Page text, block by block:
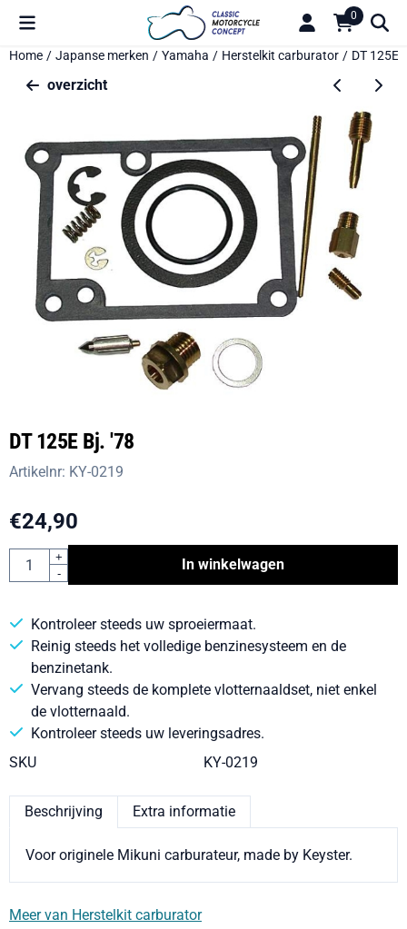
Cookievoorkeuren zijn beschikbaar. Kies instellingen of sta alle
0
Home / Japanse merken / Yamaha / Herstelkit carburator / DT 125E
overzicht
DT 125E Bj. '78
Artikelnr: KY-0219
€24,90
Aantal
+
-
In winkelwagen
Kontroleer steeds uw sproeiermaat.
Reinig steeds het volledige benzinesysteem en de
benzinetank.
Vervang steeds de komplete vlotternaaldset, niet enkel
de vlotternaald.
Kontroleer steeds uw leveringsadres.
SKU
KY-0219
Beschrijving Extra informatie
Voor originele Mikuni carburateur, made by Keyster.
Meer van Herstelkit carburator